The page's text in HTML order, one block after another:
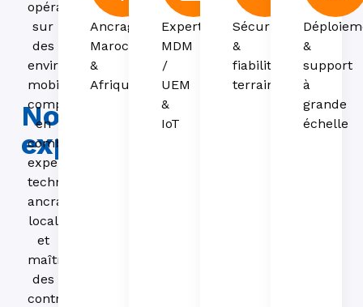
Nos
expertises
opérant
sur
des
environnements
mobiles
complexes,
en
combinant
expertise
technique,
ancrage
local
et
maîtrise
des
contraintes
Ancrage
Maroc
&
Afrique
Expertise
MDM
/
UEM
&
IoT
Sécurité
&
fiabilité
terrain
&
support
à
grande
échelle